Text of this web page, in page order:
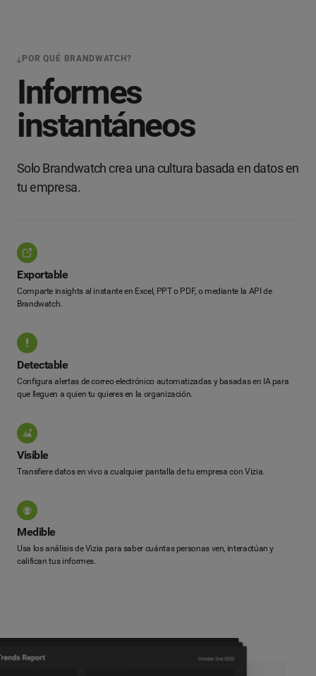
¿POR QUÉ BRANDWATCH?
Informes
instantáneos
Solo Brandwatch crea una cultura basada en datos en
tu empresa.
Exportable
Comparte insights al instante en Excel, PPT o PDF, o mediante la API de
Brandwatch.
Detectable
Configura alertas de correo electrónico automatizadas y basadas en IA para
que lleguen a quien tu quieres en la organización.
Visible
Transfiere datos en vivo a cualquier pantalla de tu empresa con Vizia.
Medible
Usa los análisis de Vizia para saber cuántas personas ven, interactúan y
califican tus informes.